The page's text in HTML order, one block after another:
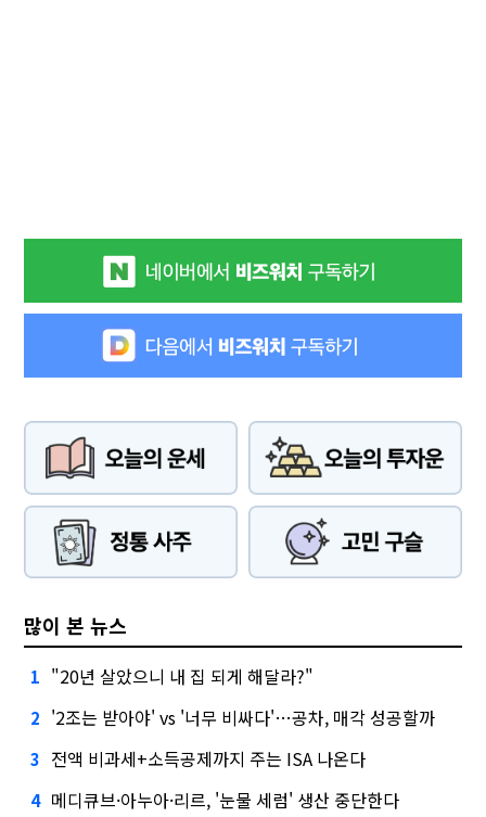
많이 본 뉴스
1 "20년 살았으니 내 집 되게 해달라?"
2 '2조는 받아야' vs '너무 비싸다'…공차, 매각 성공할까
3 전액 비과세+소득공제까지 주는 ISA 나온다
4 메디큐브·아누아·리르, '눈물 세럼' 생산 중단한다